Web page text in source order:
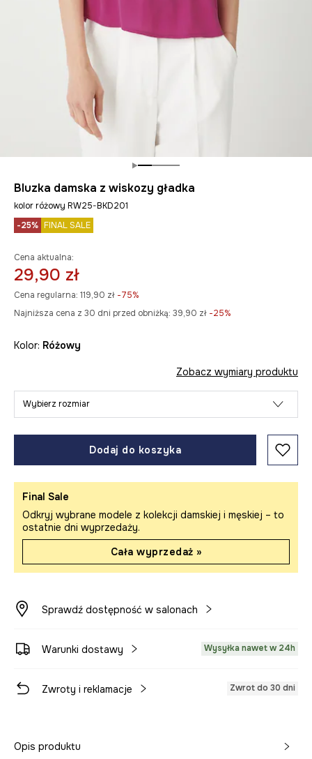
Bluzka damska z wiskozy gładka
kolor różowy RW25-BKD201
-25% FINAL SALE
Cena aktualna:
29,90 zł
Cena regularna: 119,90 zł -75%
Najniższa cena z 30 dni przed obniżką: 39,90 zł -25%
Kolor: różowy
Zobacz wymiary produktu
Wybierz rozmiar
Dodaj do koszyka
Final Sale
Odkryj wybrane modele z kolekcji damskiej i męskiej – to
ostatnie dni wyprzedaży.
Cała wyprzedaż »
Sprawdź dostępność w salonach
Warunki dostawy Wysyłka nawet w 24h
Zwroty i reklamacje Zwrot do 30 dni
Opis produktu